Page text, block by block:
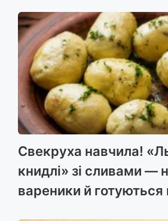
Свекруха навчила!
книдлі» зі сливами —
вареники й готуються